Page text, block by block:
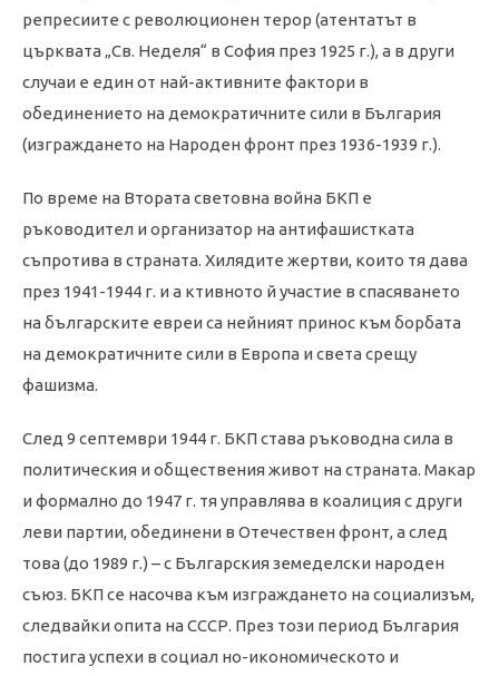
репресиите с революционен терор (атентатът в
църквата „Св. Неделя“ в София през 1925 г.), а в други
случаи е един от най-активните фактори в
обединението на демократичните сили в България
(изграждането на Народен фронт през 1936-1939 г.).
По време на Втората световна война БКП е
ръководител и организатор на антифашистката
съпротива в страната. Хилядите жертви, които тя дава
през 1941-1944 г. и а ктивното й участие в спасяването
на българските евреи са нейният принос към борбата
на демократичните сили в Европа и света срещу
фашизма.
След 9 септември 1944 г. БКП става ръководна сила в
политическия и обществения живот на страната. Макар
и формално до 1947 г. тя управлява в коалиция с други
леви партии, обединени в Отечествен фронт, а след
това (до 1989 г.) – с Българския земеделски народен
съюз. БКП се насочва към изграждането на социализъм,
следвайки опита на СССР. През този период България
постига успехи в социал но-икономическото и